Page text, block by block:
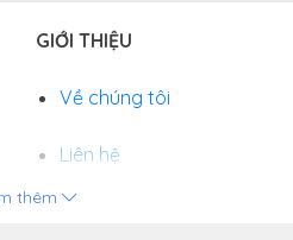
GIỚI THIỆU
Về chúng tôi
Liên hệ
thêm